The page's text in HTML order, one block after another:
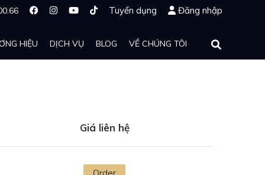
Tuyển dụng Đăng nhập
HIỆU DỊCH VỤ BLOG VỀ CHÚNG TÔI
Giá liên hệ